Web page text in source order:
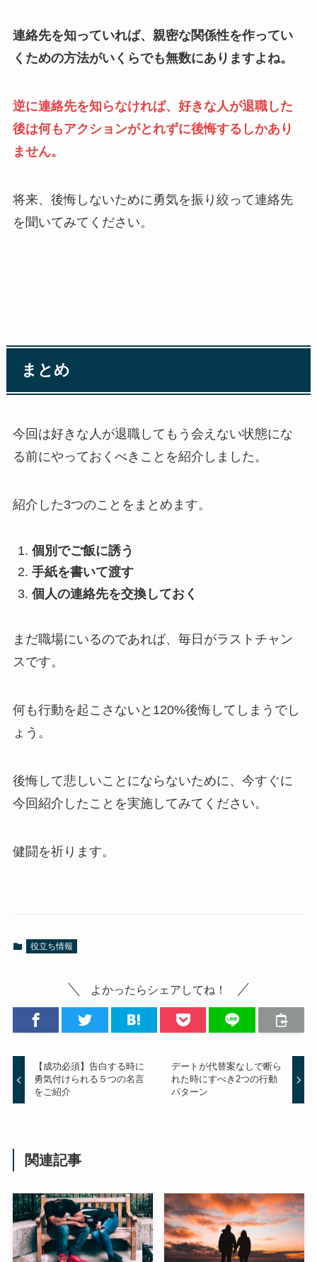
連絡先を知っていれば、親密な関係性を作ってい
くための方法がいくらでも無数にありますよね。
逆に連絡先を知らなければ、好きな人が退職した
後は何もアクションがとれずに後悔するしかあり
ません。
将来、後悔しないために勇気を振り絞って連絡先
を聞いてみてください。
まとめ
今回は好きな人が退職してもう会えない状態にな
る前にやっておくべきことを紹介しました。
紹介した3つのことをまとめます。
個別でご飯に誘う
手紙を書いて渡す
個人の連絡先を交換しておく
まだ職場にいるのであれば、毎日がラストチャン
スです。
何も行動を起こさないと120%後悔してしまうでし
ょう。
後悔して悲しいことにならないために、今すぐに
今回紹介したことを実施してみてください。
健闘を祈ります。
役立ち情報
よかったらシェアしてね！
【成功必須】告白する時に
勇気付けられる５つの名言
をご紹介
デートが代替案なしで断ら
れた時にすべき2つの行動
パターン
関連記事